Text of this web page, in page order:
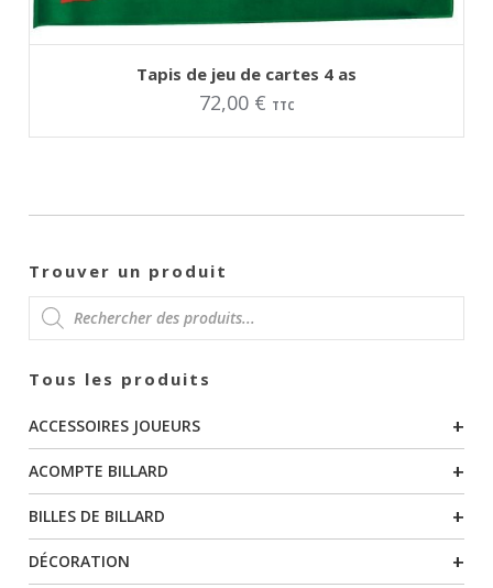
Trouver un produit
RECHERCHE
DE
PRODUITS
Tous les produits
ACCESSOIRES JOUEURS +
ACOMPTE BILLARD +
BILLES DE BILLARD +
DÉCORATION +
Tapis de jeu de cartes 4 as
72,00 € TTC